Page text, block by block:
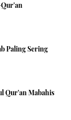
Paling Sering
Qur'an Mabahis